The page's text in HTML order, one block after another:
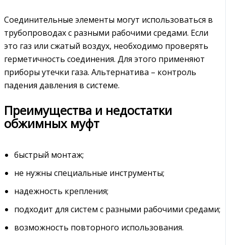
Соединительные элементы могут использоваться в
трубопроводах с разными рабочими средами. Если
это газ или сжатый воздух, необходимо проверять
герметичность соединения. Для этого применяют
приборы утечки газа. Альтернатива – контроль
падения давления в системе.
Преимущества и недостатки
обжимных муфт
быстрый монтаж;
не нужны специальные инструменты;
надежность крепления;
подходит для систем с разными рабочими средами;
возможность повторного использования.